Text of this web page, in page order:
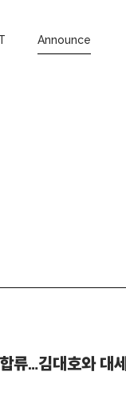
Announce
류…김대호와